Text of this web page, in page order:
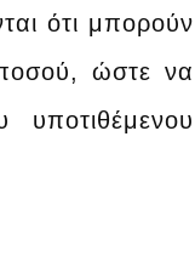
ότι μπορούν
ώστε να